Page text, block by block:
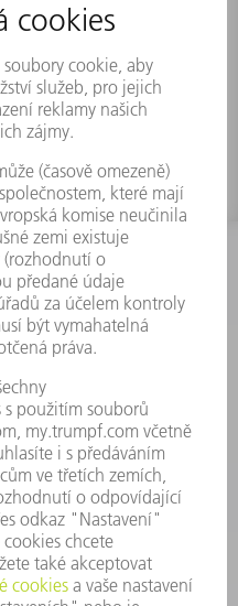
M12
dotazy
podmínky
ÚDAJE
díly
254
- 17:00
ÚDAJE
250
- 16:00